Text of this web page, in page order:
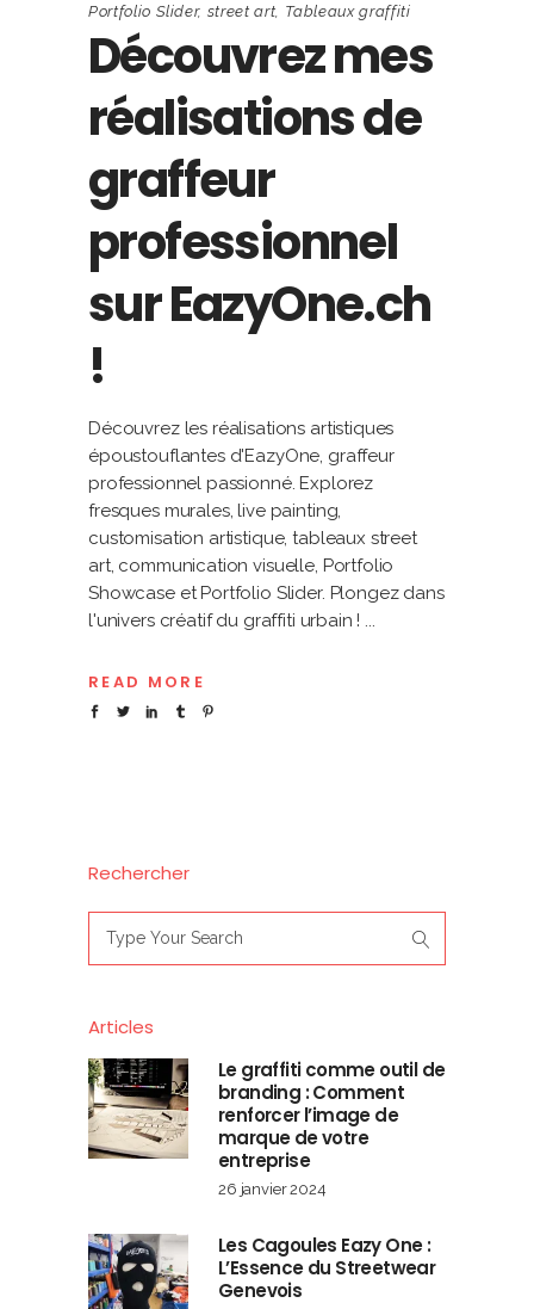
Portfolio Slider, street art Tableaux graffiti
Découvrez mes
réalisations de
graffeur
professionnel
sur EazyOne.ch
!
Découvrez les réalisations artistiques
époustouflantes d'EazyOne, graffeur
professionnel passionné. Explorez
fresques murales, live painting,
customisation artistique, tableaux street
art, communication visuelle, Portfolio
Showcase et Portfolio Slider. Plongez dans
l'univers créatif du graffiti urbain !
READ MORE
Rechercher
for:
Articles
Le graffiti comme outil de
branding : Comment
renforcer l’image de
marque de votre
entreprise
26 janvier 2024
Les Cagoules Eazy One :
L’Essence du Streetwear
Genevois